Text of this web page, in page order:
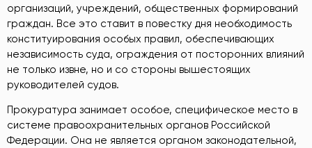
организаций, учреждений, общественных формирований
граждан. Все это ставит в повестку дня необходимость
конституирования особых правил, обеспечивающих
независимость суда, ограждения от посторонних влияний
не только извне, но и со стороны вышестоящих
руководителей судов.
Прокуратура занимает особое, специфическое место в
системе правоохранительных органов Российской
Федерации. Она не является органом законодательной,